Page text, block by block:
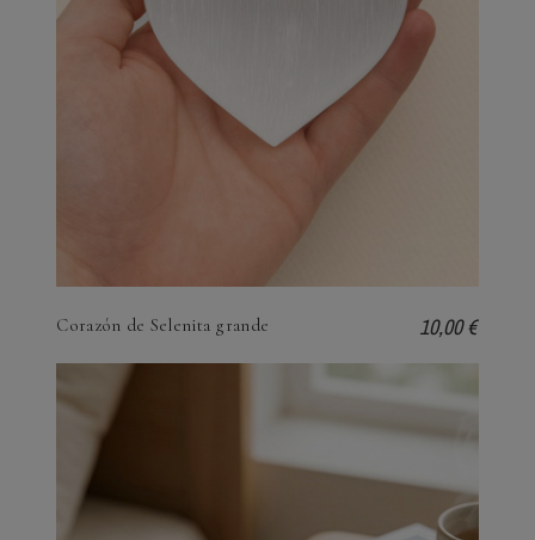
Corazón de Selenita grande 10,00 €